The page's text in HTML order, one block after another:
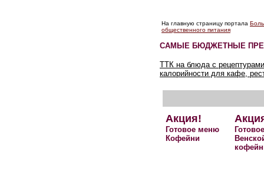
На главную страницу портала
общественного питания
САМЫЕ БЮДЖЕТНЫЕ
ТТК на блюда с
калорийности для кафе,
Акция!
Готовое меню
Кофейни